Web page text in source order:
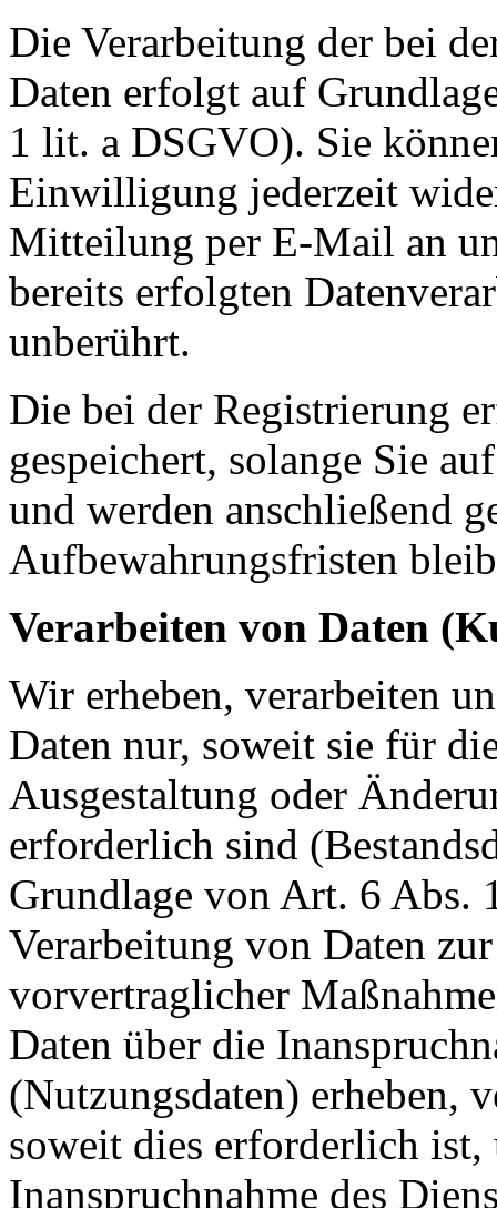
Die Verarbeitung der bei
Daten erfolgt auf
1 lit. a DSGVO). Sie
Einwilligung jederzeit
Mitteilung per E-Mail an
bereits erfolgten
unberührt.
Die bei der Registrierung
gespeichert, solange Sie
und werden anschließend
Aufbewahrungsfristen
Verarbeiten von Daten
Wir erheben, verarbeiten
Daten nur, soweit sie für
Ausgestaltung oder
erforderlich sind
Grundlage von Art. 6 Abs.
Verarbeitung von Daten
vorvertraglicher
Daten über die
(Nutzungsdaten) erheben,
soweit dies erforderlich ist,
Inanspruchnahme des